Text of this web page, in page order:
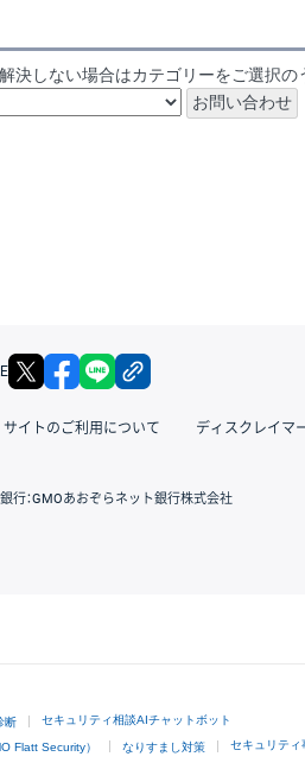
決しない場合はカテゴリーをご選択
X facebook
サイトのご利用について ディスクレイマ
行：GMOあおぞらネット銀行株式会社
断 セキュリティ相談AIチャットボット
Flatt Security） なりすまし対策 セキュリティ